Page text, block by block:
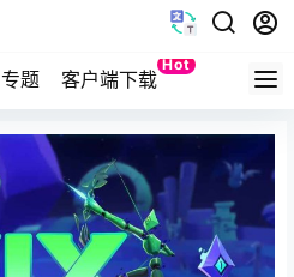
专题 客户端下载
Hot
Quest